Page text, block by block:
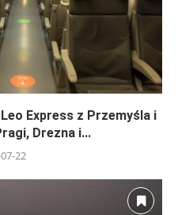
Express z Przemyśla i
Drezna i...
22